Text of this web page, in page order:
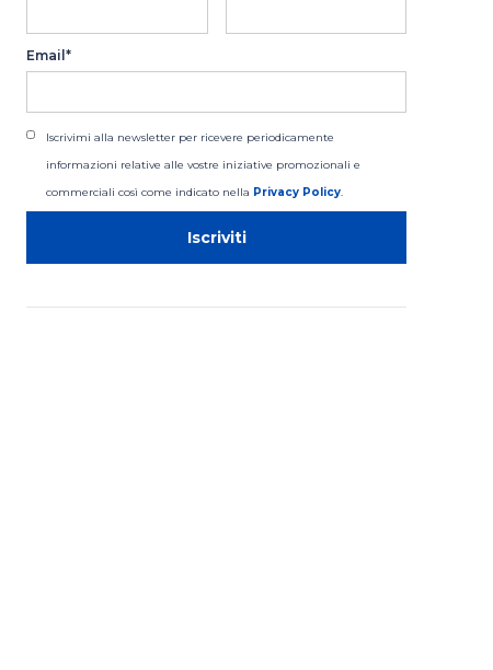
Email*
Iscrivimi alla newsletter per ricevere periodicamente
informazioni relative alle vostre iniziative promozionali e
commerciali così come indicato nella Privacy Policy.